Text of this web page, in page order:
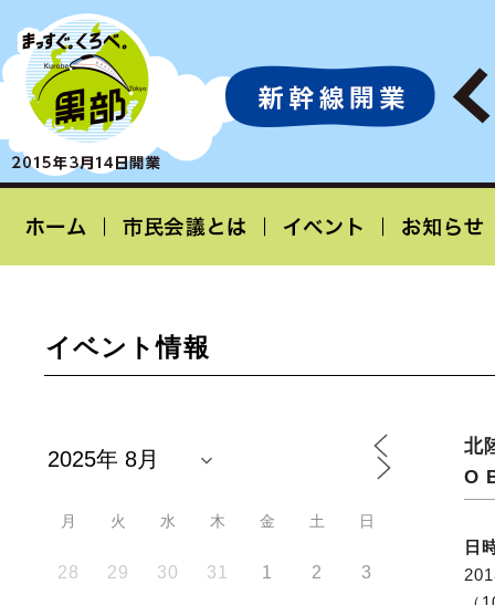
イベント情報
月 火 水 木 金 土 日
28 29 30 31 1 2 3
北
O
日